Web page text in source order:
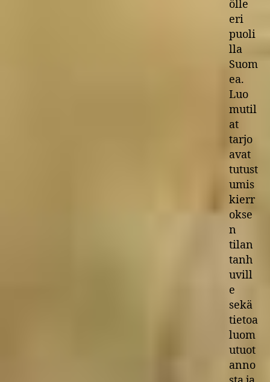
ölle
eri
puoli
lla
Suom
ea.
Luo
mutil
at
tarjo
avat
tutust
umis
kierr
okse
n
tilan
tanh
uvill
e
sekä
tietoa
luom
utuot
anno